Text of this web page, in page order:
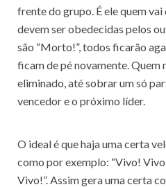
frente do grupo. É ele quem
devem ser obedecidas pelos
são “Morto!”, todos ficarão
ficam de pé novamente. Quem
eliminado, até sobrar um só
vencedor e o próximo líder.
O ideal é que haja uma certa
como por exemplo: “Vivo!
Vivo!”. Assim gera uma certa